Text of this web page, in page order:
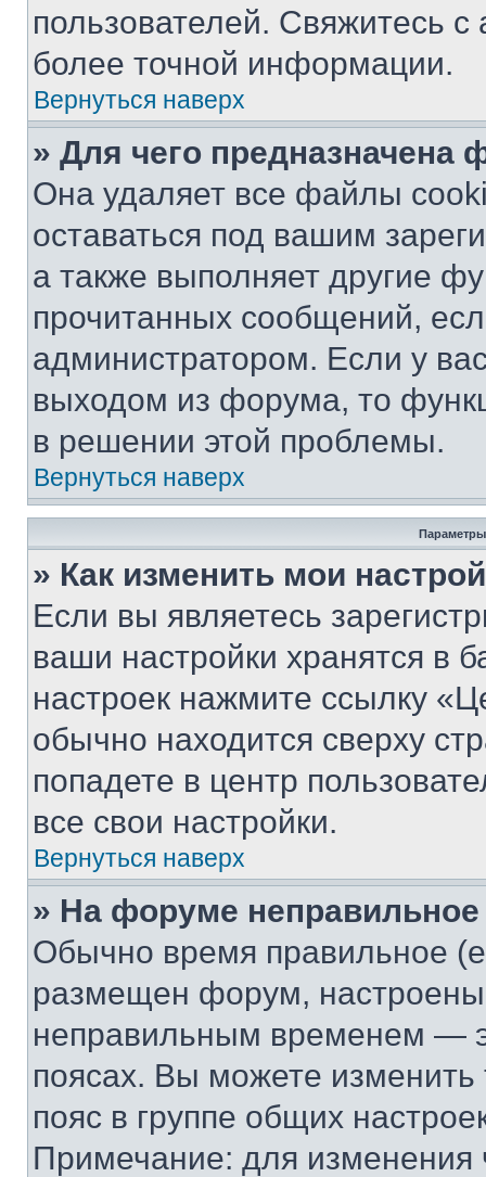
пользователей. Свяжитесь
более точной информации.
Вернуться наверх
» Для чего предназначена
Она удаляет все файлы
оставаться под вашим
а также выполняет другие
прочитанных сообщений,
администратором. Если у
выходом из форума, то
в решении этой проблемы.
Вернуться наверх
Параметры
» Как изменить мои
Если вы являетесь
ваши настройки хранятся в
настроек нажмите ссылку
обычно находится сверху
попадете в центр
все свои настройки.
Вернуться наверх
» На форуме
Обычно время правильное
размещен форум, настроены
неправильным временем —
поясах. Вы можете изменить
пояс в группе общих
Примечание: для изменения